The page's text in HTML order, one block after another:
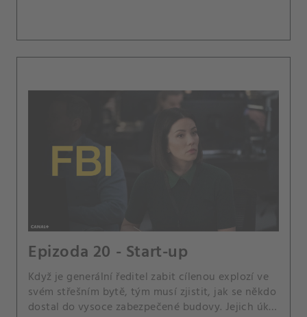
Epizoda 20 - Start-up
Když je generální ředitel zabit cílenou explozí ve
svém střešním bytě, tým musí zjistit, jak se někdo
dostal do vysoce zabezpečené budovy. Jejich úkol